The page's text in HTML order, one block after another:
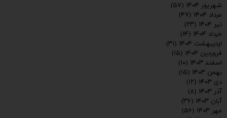
شهریور ۱۴۰۴
(۵۷)
مرداد ۱۴۰۴
(۴۷)
تیر ۱۴۰۴
(۲۳)
خرداد ۱۴۰۴
(۱۴)
اردیبهشت ۱۴۰۴
(۳۱)
فروردین ۱۴۰۴
(۱۵)
اسفند ۱۴۰۳
(۱۰)
بهمن ۱۴۰۳
(۱۵)
دی ۱۴۰۳
(۱۲)
آذر ۱۴۰۳
(۸)
آبان ۱۴۰۳
(۳۶)
مهر ۱۴۰۳
(۵۶)